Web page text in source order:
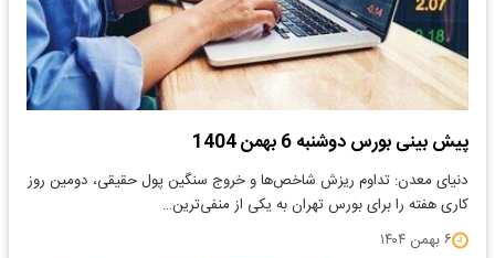
پیش بینی بورس دوشنبه 6 بهمن 1404
دنیای معدن: تداوم ریزش شاخص‌ها و خروج سنگین پول حقیقی، دومین روز
کاری هفته را برای بورس تهران به یکی از منفی‌ترین…
۶ بهمن ۱۴۰۴